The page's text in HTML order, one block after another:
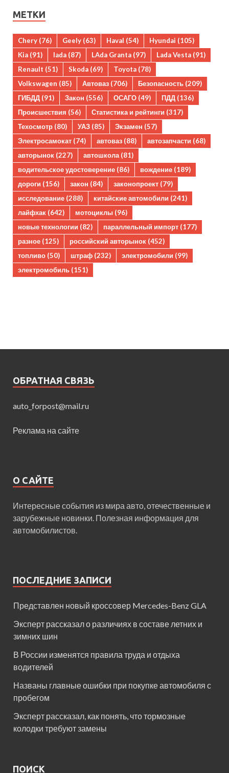
МЕТКИ
Chery (76) Geely (63) Haval (54) Hyundai (105)
Kia (91) lada (87) LAda Granta (97) Lada Vesta (91)
Renault (51) Skoda (69) Toyota (78)
Volkswagen (85) Автоваз (706) Безопасность (209)
ГИБДД (91) Закон (556) ОСАГО (49) ПДД (136)
Происшествия (56) Статистика и рейтинги (317)
Техосмотр (80) УАЗ (85) Экзамен (57)
Электросамокат (74) автоваз (88) автозапчасти (68)
авторынок (227) автошкола (81)
водительское удостоверение (86) вождение (189)
дороги (156) закон (84) законопроект (79)
исследование (288) китайские автомобили (241)
лайфхак (642) мотоциклы (96)
новые технологии (82) параллельный импорт (177)
разное (125) российский авторынок (452)
топливо (50) штраф (232) электромобили (99)
электромобиль (151)
ОБРАТНАЯ СВЯЗЬ
auto_forpost@mail.ru
Реклама на сайте
О САЙТЕ
Интересные события из мира авто, отечественные и
зарубежные новинки. Полезная информация для
автомобилистов.
ПОСЛЕДНИЕ ЗАПИСИ
Представлен новый кроссовер Mercedes-Benz GLA
Эксперт рассказал о различиях в составе летних и
зимних шин
В России изменятся правила труда и отдыха
водителей
Названы главные ошибки при покупке автомобиля с
пробегом
Эксперт рассказал, как понять, что тормозные
колодки требуют замены
ПОИСК